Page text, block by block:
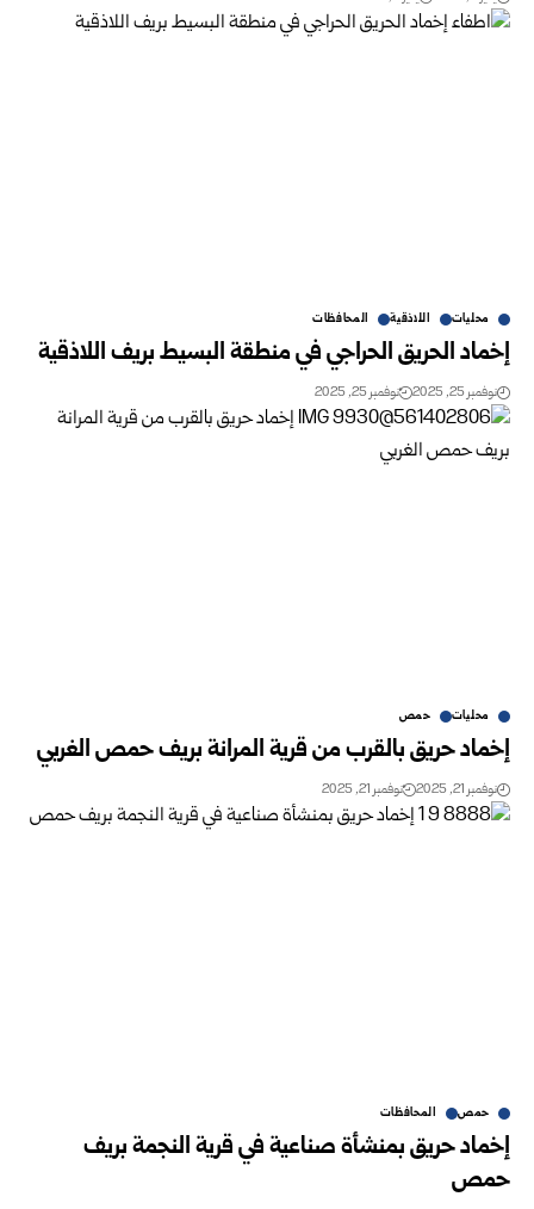
محليات اللاذقية المحافظات
إخماد الحريق الحراجي في منطقة البسيط بريف اللاذقية
نوفمبر 25, 2025 نوفمبر 25, 2025
محليات حمص
إخماد حريق بالقرب من قرية المرانة بريف حمص الغربي
نوفمبر 21, 2025 نوفمبر 21, 2025
حمص المحافظات
إخماد حريق بمنشأة صناعية في قرية النجمة بريف
حمص